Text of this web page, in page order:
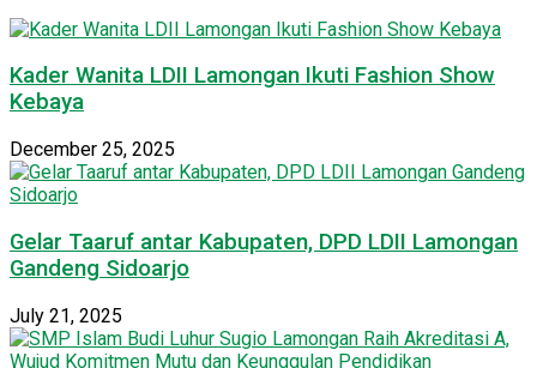
Kader Wanita LDII Lamongan Ikuti Fashion Show
Kebaya
December 25, 2025
Gelar Taaruf antar Kabupaten, DPD LDII Lamongan
Gandeng Sidoarjo
July 21, 2025